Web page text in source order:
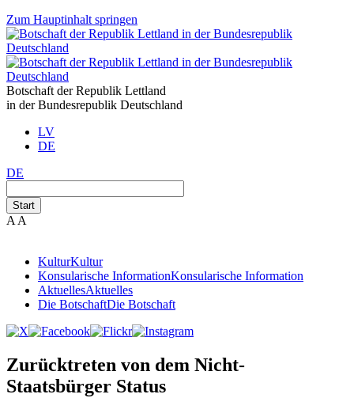
Zum Hauptinhalt springen
Botschaft der Republik Lettland
in der Bundesrepublik Deutschland
LV
DE
DE
Start
A A
KulturKultur
Konsularische InformationKonsularische Information
AktuellesAktuelles
Die BotschaftDie Botschaft
Zurücktreten von dem Nicht-
Staatsbürger Status